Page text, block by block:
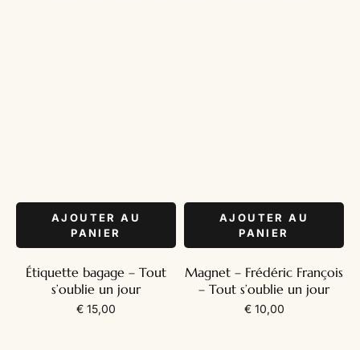
AJOUTER AU
PANIER
Étiquette bagage – Tout
s’oublie un jour
€ 15,00
AJOUTER AU
PANIER
Magnet – Frédéric François
– Tout s’oublie un jour
€10,00